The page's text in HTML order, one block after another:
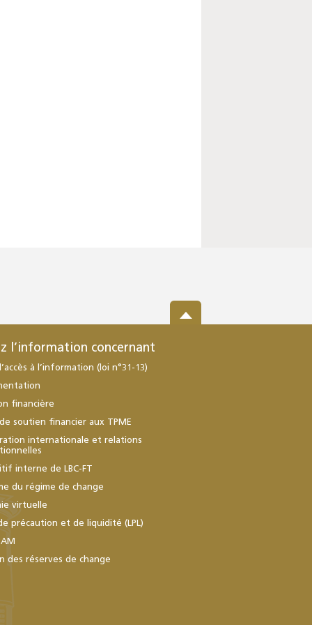
l’information concernant
à l’information (loi n°31-13)
financière
soutien financier aux TPME
internationale et relations
interne de LBC-FT
du régime de change
virtuelle
précaution et de liquidité (LPL)
des réserves de change